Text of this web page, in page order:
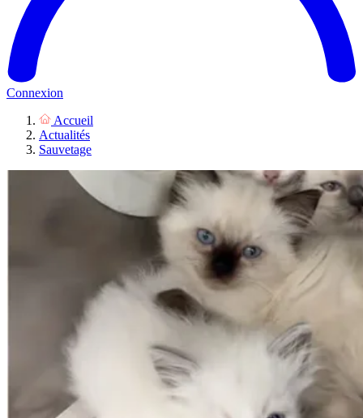
Connexion
Accueil
Actualités
Sauvetage